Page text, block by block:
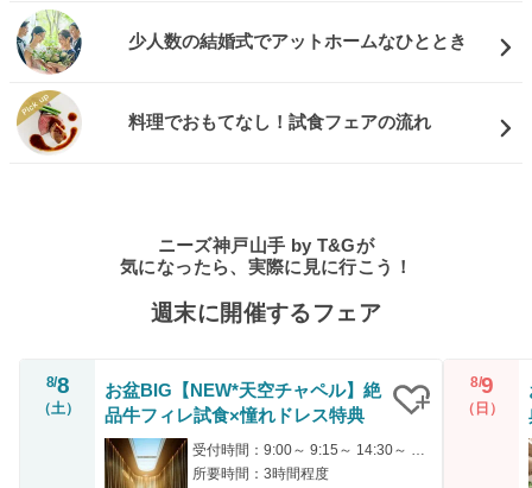
少人数の結婚式でアットホームなひととき
料理でおもてなし！試食フェアの流れ
ニーズ神戸山手 by T&Gが
気になったら、実際に見に行こう！
週末に開催するフェア
8/8
（土）
お盆BIG【NEW*天空チャペル】絶
品牛フィレ試食×憧れドレス特典
受付時間：9:00～ 9:15～ 14:30～ 14:45～ 18:00～
所要時間：3時間程度
8/9
（日）